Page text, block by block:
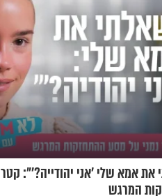
אמא שלי 'אני יהודייה?'":
המרגש